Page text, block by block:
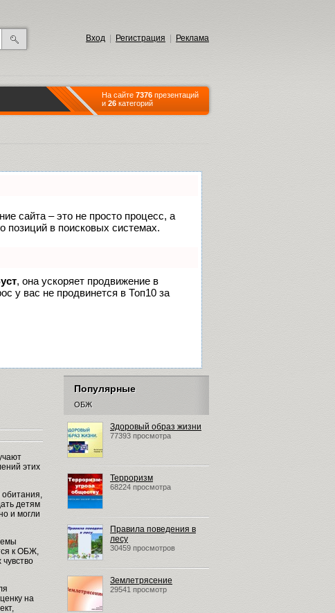
Вход Регистрация Реклама
На сайте 7376 презентаций
и 26 категорий
сайта – это не просто процесс, а
позиций в поисковых системах.
, она ускоряет продвижение в
у вас не продвинется в Топ10 за
этих
обитания,
детям
и могли
к ОБЖ,
на
Популярные
ОБЖ
Здоровый образ жизни
77393 просмотра
Терроризм
68224 просмотра
Правила поведения в
лесу
30459 просмотров
Землетрясение
29541 просмотр